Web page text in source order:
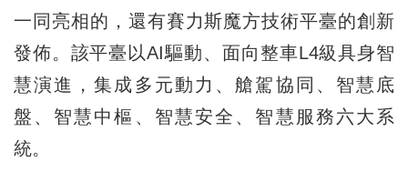
一同亮相的，還有賽力斯魔方技術平臺的創新
發佈。該平臺以AI驅動、面向整車L4級具身智
慧演進，集成多元動力、艙駕協同、智慧底
盤、智慧中樞、智慧安全、智慧服務六大系
統。